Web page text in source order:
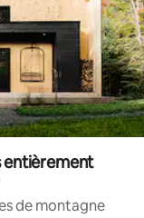
entièrement
de montagne